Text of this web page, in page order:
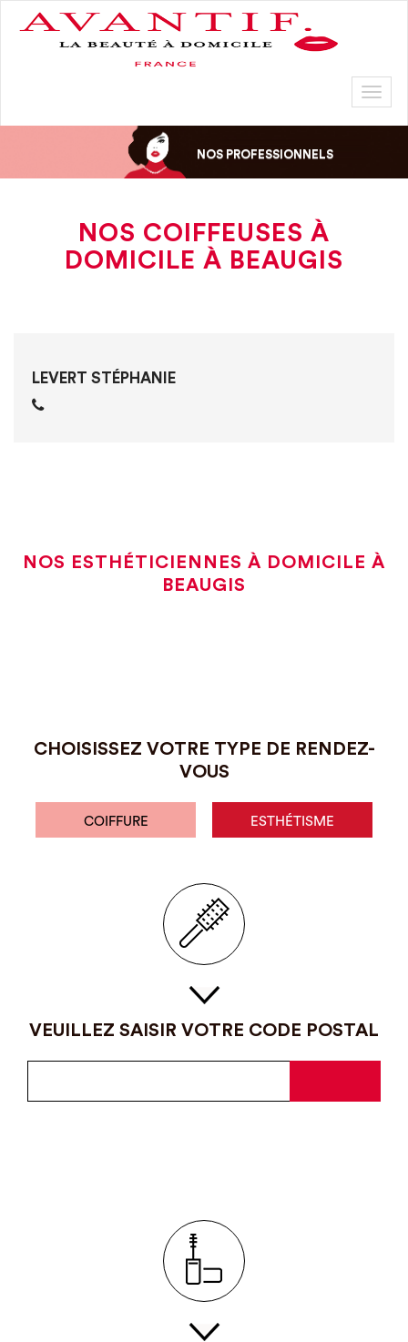
NOS PROFESSIONNELS
NOS COIFFEUSES À
DOMICILE À BEAUGIS
LEVERT STÉPHANIE
NOS ESTHÉTICIENNES À DOMICILE À
BEAUGIS
CHOISISSEZ VOTRE TYPE DE RENDEZ-
VOUS
COIFFURE ESTHÉTISME
VEUILLEZ SAISIR VOTRE CODE POSTAL